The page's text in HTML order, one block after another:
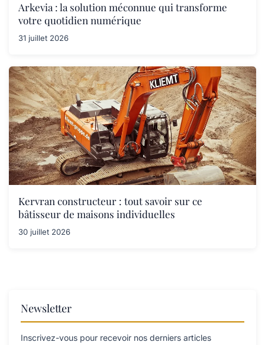
Arkevia : la solution méconnue qui transforme
votre quotidien numérique
31 juillet 2026
Kervran constructeur : tout savoir sur ce
bâtisseur de maisons individuelles
30 juillet 2026
Newsletter
Inscrivez-vous pour recevoir nos derniers articles